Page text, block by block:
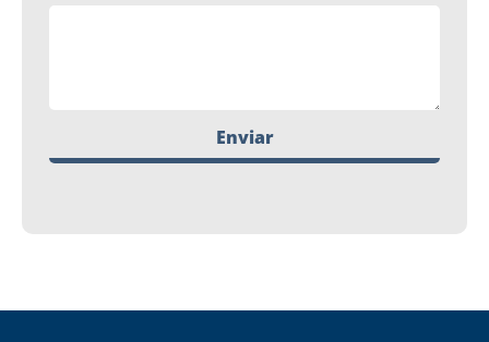
Enviar